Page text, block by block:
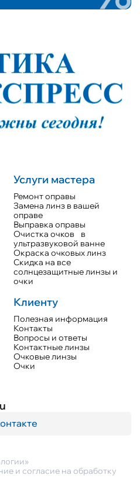
Услуги мастера
Ремонт оправы
Замена линз в вашей
оправе
Выправка оправы
Очистка очков в
ультразвуковой ванне
Окраска очковых линз
Скидка на все
солнцезащитные линзы и
очки
Клиенту
Полезная информация
Контакты
Вопросы и ответы
Контактные линзы
Очковые линзы
Очки
и согласие на обработку